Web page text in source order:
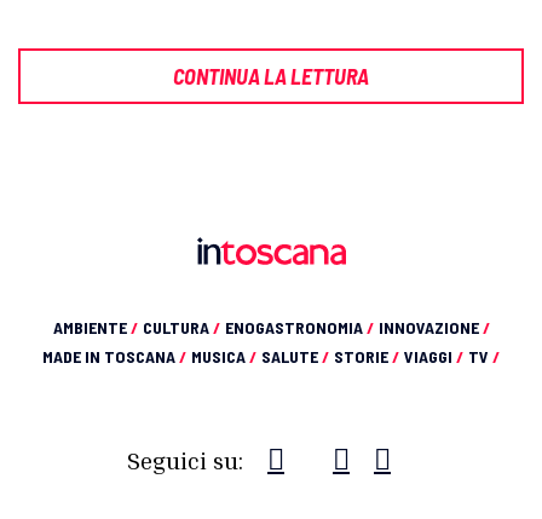
CONTINUA LA LETTURA
AMBIENTE/ CULTURA/ ENOGASTRONOMIA/ INNOVAZIONE/
MADE IN TOSCANA/ MUSICA/ SALUTE/ STORIE/ VIAGGI / TV /
Seguici su: